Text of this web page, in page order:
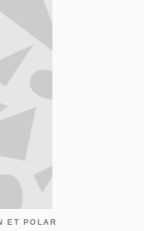
ET POLAR